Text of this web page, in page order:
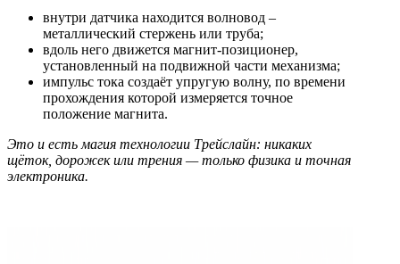
внутри датчика находится волновод –
металлический стержень или труба;
вдоль него движется магнит-позиционер,
установленный на подвижной части механизма;
импульс тока создаёт упругую волну, по времени
прохождения которой измеряется точное
положение магнита.
Это и есть магия технологии Трейслайн: никаких
щёток, дорожек или трения — только физика и точная
электроника.